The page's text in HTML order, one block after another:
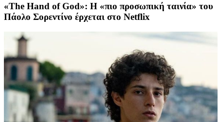
«The Hand of God»: Η «πιο προσωπική ταινία» του
Πάολο Σορεντίνο έρχεται στο Netflix